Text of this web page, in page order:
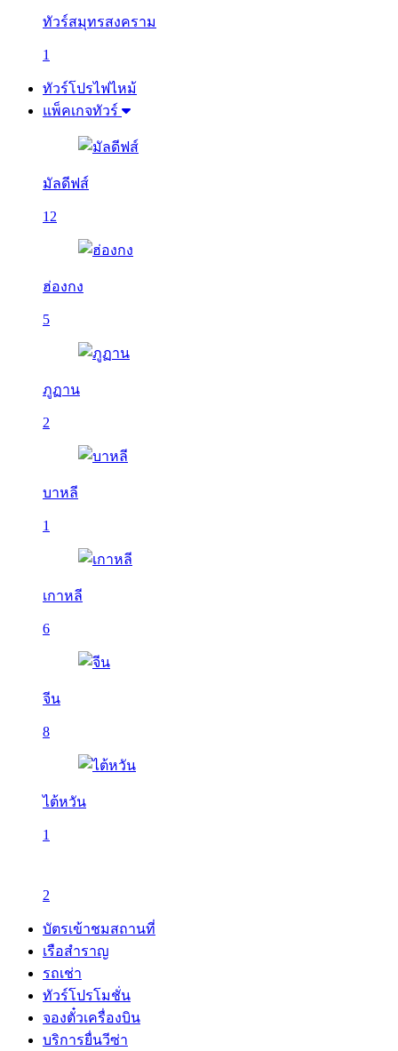
ทัวร์สมุทรสงคราม
1
ทัวร์โปรไฟไหม้
แพ็คเกจทัวร์
มัลดีฟส์
12
ฮ่องกง
5
ภูฏาน
2
บาหลี
1
เกาหลี
6
จีน
8
ไต้หวัน
1
2
บัตรเข้าชมสถานที่
เรือสำราญ
รถเช่า
ทัวร์โปรโมชั่น
จองตั๋วเครื่องบิน
บริการยื่นวีซ่า